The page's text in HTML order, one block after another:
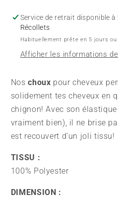
Champagne
-
Satin
Satin
Service de retrait disponible à
Récollets
Habituellement prête en 5 jours ou
Afficher les informations
Noschoux pour cheveux
solidement tes cheveux en
chignon! Avec son
vraiment bien), il ne brise
est recouvert d’un joli tissu!
TISSU :
100% Polyester
DIMENSION :